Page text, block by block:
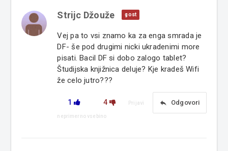
Strijc Džouže gost
Vej pa to vsi znamo ka za enga smrada je
DF- še pod drugimi nicki ukradenimi more
pisati. Bacil DF si dobo zalogo tablet?
Študijska knjižnica deluje? Kje kradeš Wifi
že celo jutro???
1 4 reply Odgovori
Prijavi
neprimerno vsebino